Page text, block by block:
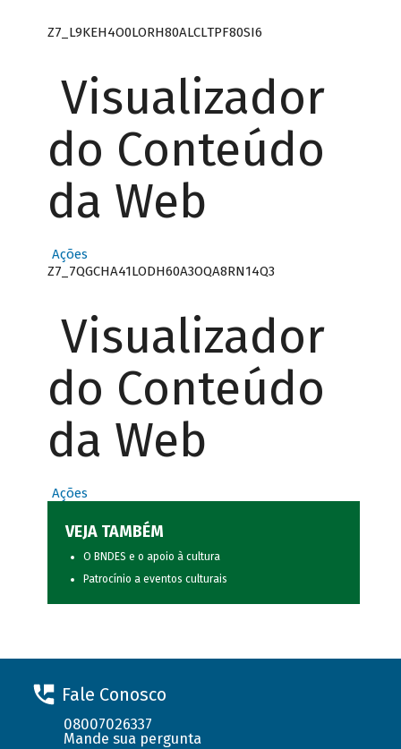
Z7_L9KEH4O0LORH80ALCLTPF80SI6
Visualizador
do Conteúdo
da Web
Ações
Z7_7QGCHA41LODH60A3OQA8RN14Q3
Visualizador
do Conteúdo
da Web
Ações
VEJA TAMBÉM
O BNDES e o apoio à cultura
Patrocínio a eventos culturais
Fale Conosco
08007026337
Mande sua pergunta